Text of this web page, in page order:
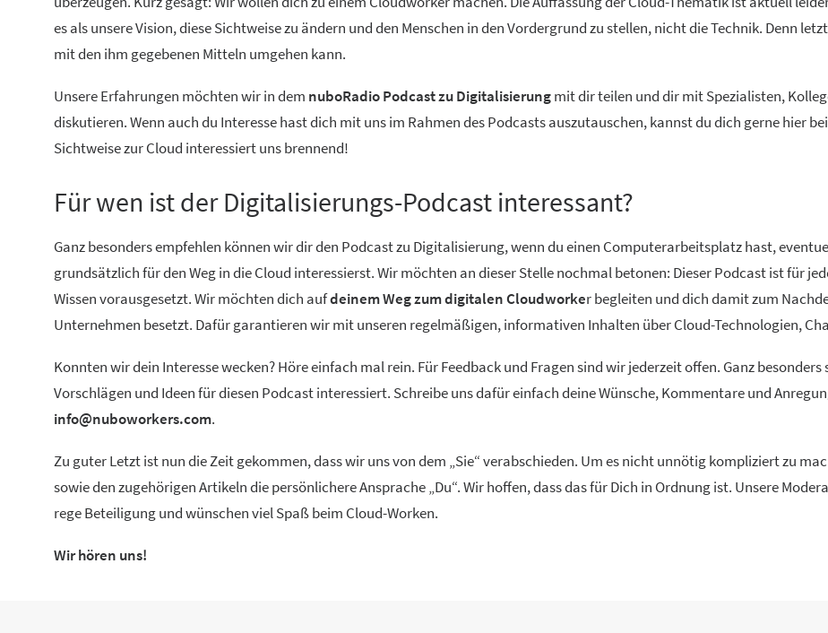
es als unsere Vision, diese Sichtweise zu ändern und den Menschen in den Vordergrund zu stellen, nicht die Technik. Denn
mit den ihm gegebenen Mitteln umgehen kann.
Unsere Erfahrungen möchten wir in dem nuboRadio Podcast zu Digitalisierungmit dir teilen und dir mit Spezialisten,
diskutieren. Wenn auch du Interesse hast dich mit uns im Rahmen des Podcasts auszutauschen, kannst du dich gerne hier
Sichtweise zur Cloud interessiert uns brennend!
Für wen ist der Digitalisierungs-Podcast interessant?
Ganz besonders empfehlen können wir dir den Podcast zu Digitalisierung, wenn du einen Computerarbeitsplatz hast,
grundsätzlich für den Weg in die Cloud interessierst. Wir möchten an dieser Stelle nochmal betonen: Dieser Podcast ist für
Wissen vorausgesetzt. Wir möchten dich aufdeinem Weg zum digitalen Cloudworker begleiten und dich damit zum
Unternehmen besetzt. Dafür garantieren wir mit unseren regelmäßigen, informativen Inhalten über Cloud-Technologien,
Konnten wir dein Interesse wecken? Höre einfach mal rein. Für Feedback und Fragen sind wir jederzeit offen. Ganz
Vorschlägen und Ideen für diesen Podcast interessiert. Schreibe uns dafür einfach deine Wünsche, Kommentare und
info@nuboworkers.com.
Zu guter Letzt ist nun die Zeit gekommen, dass wir uns von dem „Sie“ verabschieden. Um es nicht unnötig kompliziert zu
sowie den zugehörigen Artikeln die persönlichere Ansprache „Du“. Wir hoffen, dass das für Dich in Ordnung ist. Unsere
rege Beteiligung und wünschen viel Spaß beim Cloud-Worken.
Wir hören uns!